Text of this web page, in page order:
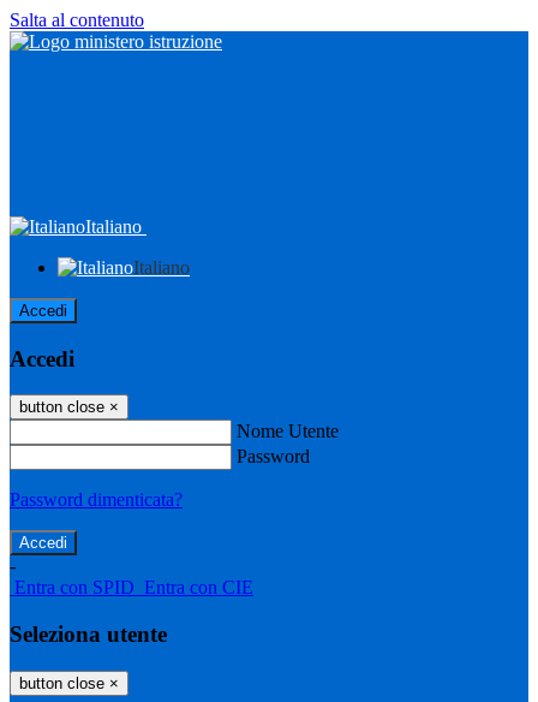
Salta al contenuto
Italiano
Italiano
Accedi
Accedi
button close ×
Nome Utente
Password
Password dimenticata?
-
Entra con SPID Entra con CIE
Seleziona utente
button close ×